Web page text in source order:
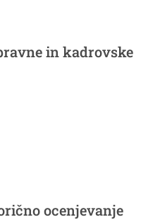
in kadrovske
ocenjevanje